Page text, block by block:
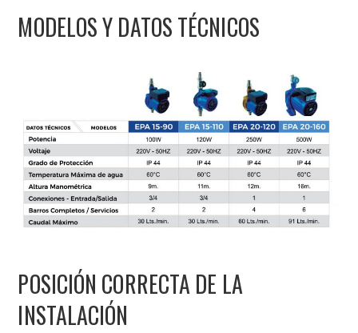
MODELOS Y DATOS TÉCNICOS
POSICIÓN CORRECTA DE LA
INSTALACIÓN